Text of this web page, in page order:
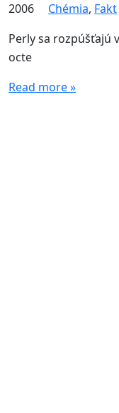
2006
Chémia, Fakt
Perly sa rozpúšťajú v
octe
Read more »